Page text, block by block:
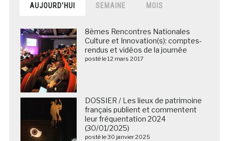
AUJOURD’HUI SEMAINE MOIS
8èmes Rencontres Nationales
Culture et Innovation(s): comptes-
rendus et vidéos de la journée
posté le 12 mars 2017
DOSSIER / Les lieux de patrimoine
français publient et commentent
leur fréquentation 2024
(30/01/2025)
posté le 30 janvier 2025